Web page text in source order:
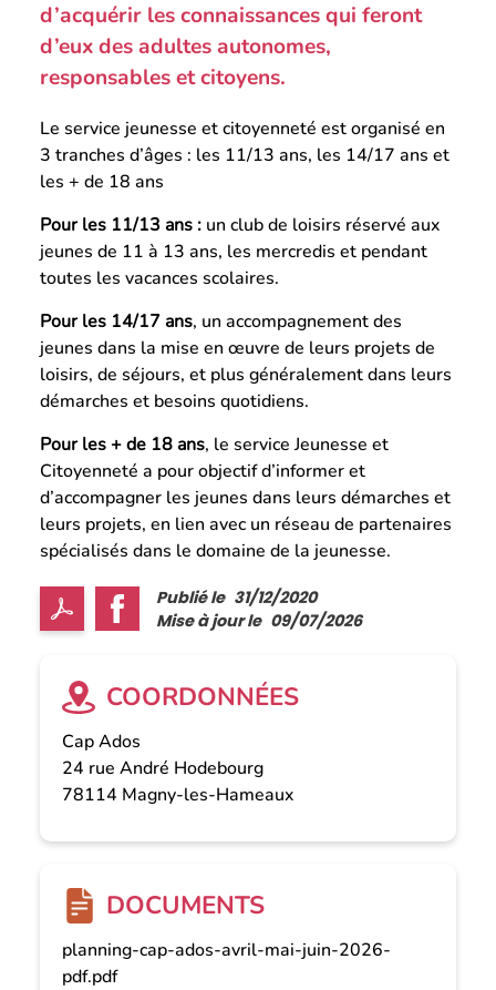
d’acquérir les connaissances qui feront
d’eux des adultes autonomes,
responsables et citoyens.
Le service jeunesse et citoyenneté est organisé en
3 tranches d’âges : les 11/13 ans, les 14/17 ans et
les + de 18 ans
Pour les 11/13 ans :un club de loisirs réservé aux
jeunes de 11 à 13 ans, les mercredis et pendant
toutes les vacances scolaires.
Pour les 14/17 ans, un accompagnement des
jeunes dans la mise en œuvre de leurs projets de
loisirs, de séjours, et plus généralement dans leurs
démarches et besoins quotidiens.
Pour les + de 18 ans, le service Jeunesse et
Citoyenneté a pour objectif d’informer et
d’accompagner les jeunes dans leurs démarches et
leurs projets, en lien avec un réseau de partenaires
spécialisés dans le domaine de la jeunesse.
Publié le 31/12/2020
Mise à jour le 09/07/2026
COORDONNÉES
Cap Ados
24 rue André Hodebourg
78114 Magny-les-Hameaux
DOCUMENTS
planning-cap-ados-avril-mai-juin-2026-
pdf.pdf